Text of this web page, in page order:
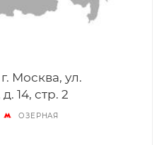
Москва, ул.
14, стр. 2
ОЗЕРНАЯ